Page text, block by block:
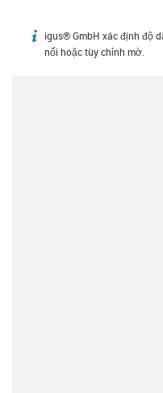
igus-icon-info
igus® GmbH xác định độ
nối hoặc tùy chỉnh mờ.